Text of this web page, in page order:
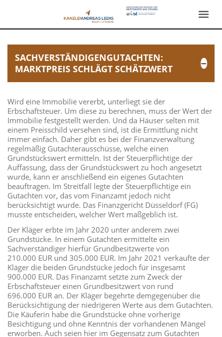
SACHVERSTÄNDIGENGUTACHTEN:
MARKTPREIS SCHLÄGT SCHÄTZWERT
Wird eine Immobilie vererbt, unterliegt sie der
Erbschaftsteuer. Um diese zu berechnen, muss der Wert der
Immobilie festgestellt werden. Und da Häuser selten mit
einem Preisschild versehen sind, ist die Ermittlung nicht
immer einfach. Daher gibt es bei der Finanzverwaltung
regelmäßig Gutachterausschüsse, welche einen
Grundstückswert ermitteln. Ist der Steuerpflichtige der
Auffassung, dass der Grundstückswert zu hoch angesetzt
wurde, kann er anschließend ein eigenes Gutachten
beauftragen. Im Streitfall legte der Steuerpflichtige ein
Gutachten vor, das vom Finanzamt jedoch nicht
berücksichtigt wurde. Das Finanzgericht Düsseldorf (FG)
musste entscheiden, welcher Wert maßgeblich ist.
Der Kläger erbte im Jahr 2020 unter anderem zwei
Grundstücke. In einem Gutachten ermittelte ein
Sachverständiger hierfür Grundbesitzwerte von
210.000 EUR und 305.000 EUR. Im Jahr 2021 verkaufte der
Kläger die beiden Grundstücke jedoch für insgesamt
900.000 EUR. Das Finanzamt setzte zum Zweck der
Erbschaftsteuer einen Grundbesitzwert von rund
696.000 EUR an. Der Kläger begehrte demgegenüber die
Berücksichtigung der niedrigeren Werte aus dem Gutachten.
Die Käuferin habe die Grundstücke ohne vorherige
Besichtigung und ohne Kenntnis der vorhandenen Mängel
erworben. Auch seien hier im Gegensatz zum Gutachten